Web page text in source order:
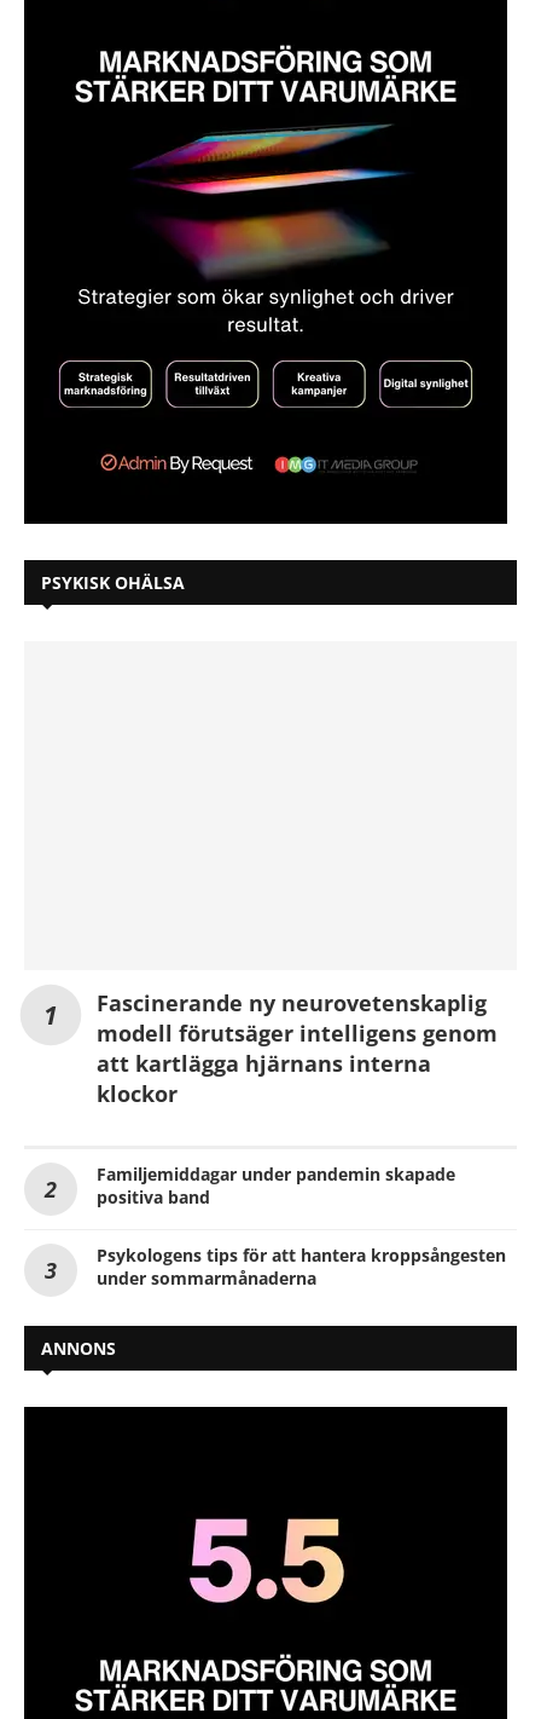
PSYKISK OHÄLSA
Fascinerande ny neurovetenskaplig
modell förutsäger intelligens genom
att kartlägga hjärnans interna
klockor
Familjemiddagar under pandemin skapade
positiva band
Psykologens tips för att hantera kroppsångesten
under sommarmånaderna
ANNONS